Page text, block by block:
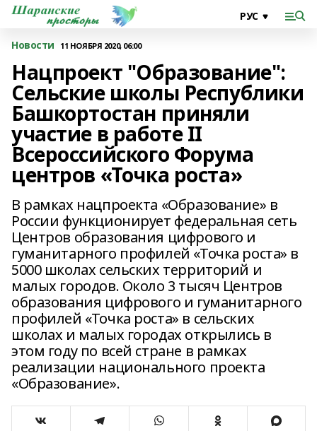
Новости 11 НОЯБРЯ 2020, 06:00
Нацпроект "Образование":
Сельские школы Республики
Башкортостан приняли
участие в работе II
Всероссийского Форума
центров «Точка роста»
В рамках нацпроекта «Образование» в
России функционирует федеральная сеть
Центров образования цифрового и
гуманитарного профилей «Точка роста» в
5000 школах сельских территорий и
малых городов. Около 3 тысяч Центров
образования цифрового и гуманитарного
профилей «Точка роста» в сельских
школах и малых городах открылись в
этом году по всей стране в рамках
реализации национального проекта
«Образование».